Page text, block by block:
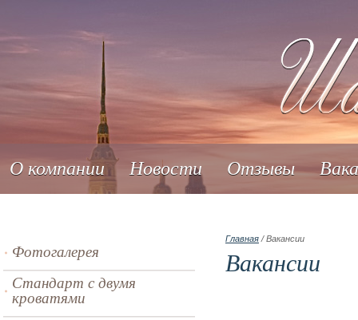
О компании Новости Отзывы
Главная / Вакансии
Вакансии
Фотогалерея
Стандарт с двумя
кроватями